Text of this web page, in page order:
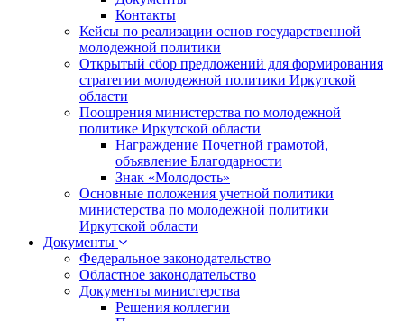
Контакты
Кейсы по реализации основ государственной
молодежной политики
Открытый сбор предложений для формирования
стратегии молодежной политики Иркутской
области
Поощрения министерства по молодежной
политике Иркутской области
Награждение Почетной грамотой,
объявление Благодарности
Знак «Молодость»
Основные положения учетной политики
министерства по молодежной политики
Иркутской области
Документы
Федеральное законодательство
Областное законодательство
Документы министерства
Решения коллегии